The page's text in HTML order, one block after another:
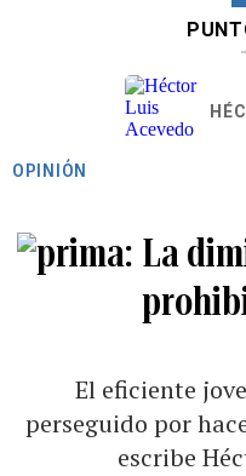
OPINIÓN
La
El eficiente
perseguido por
escribe